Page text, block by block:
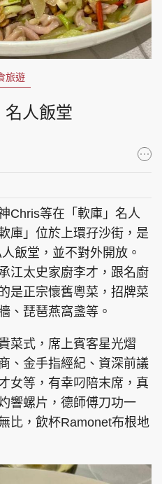
東周專欄
頭條 星島日報
爸媽 JobMarket
旅遊
名人飯堂
Chris等在「軟庫」名人
庫」位於上環孖沙街，是
飯堂，並不對外開放。
江太史家廚李才，跟名廚
是正宗懷舊粵菜，招牌菜
、琵琶燕窩盞等。
菜式，席上賓客星光熠
、金手指經紀、資深前議
女等，有幸叼陪末席，真
響螺片，德師傅刀功一
比，飲杯Ramonet布根地